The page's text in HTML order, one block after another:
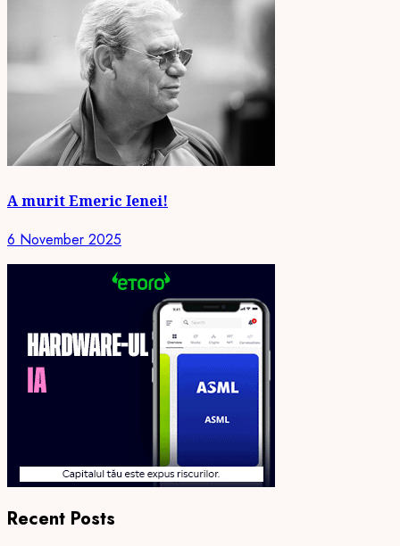
A murit Emeric Ienei!
6 November 2025
Recent Posts